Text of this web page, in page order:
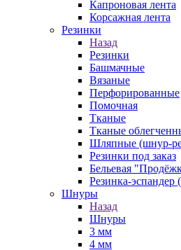
Капроновая лента
Корсажная лента
Резинки
Назад
Резинки
Башмачные
Вязаные
Перфорированные
Помочная
Тканые
Тканые
Шляпные (шнур-
Резинки под заказ
Бельевая
Резинка-эспандер
Шнуры
Назад
Шнуры
3 мм
4 мм